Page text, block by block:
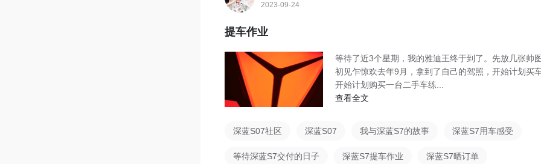
2023-09-24
提车作业
等待了近3个星期，我的雅迪王终于到了。先放几张帅图
初见乍惊欢去年9月，拿到了自己的驾照，开始计划买
开始计划购买一台二手车练...
查看全文
深蓝S07社区 深蓝S07 我与深蓝S7的故事 深蓝S7用车感受
等待深蓝S7交付的日子 深蓝S7提车作业 深蓝S7晒订单